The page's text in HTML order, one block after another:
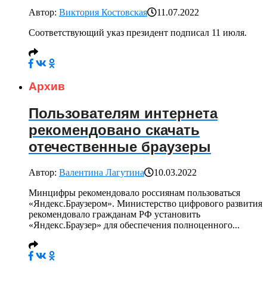
Автор: Виктория Костовская
11.07.2022
Соответствующий указ президент подписал 11 июля.
Архив
Пользователям интернета
рекомендовано скачать
отечественные браузеры
Автор: Валентина Лагутина
10.03.2022
Минцифры рекомендовало россиянам пользоваться
«Яндекс.Браузером». Министерство цифрового развития
рекомендовало гражданам РФ установить
«Яндекс.Браузер» для обеспечения полноценного...